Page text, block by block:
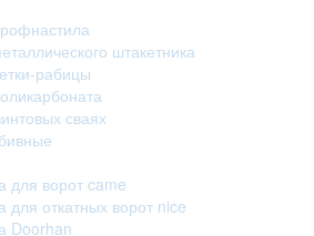
штакетника
рабицы
сваях
для ворот came
для откатных ворот nice
Doorhan